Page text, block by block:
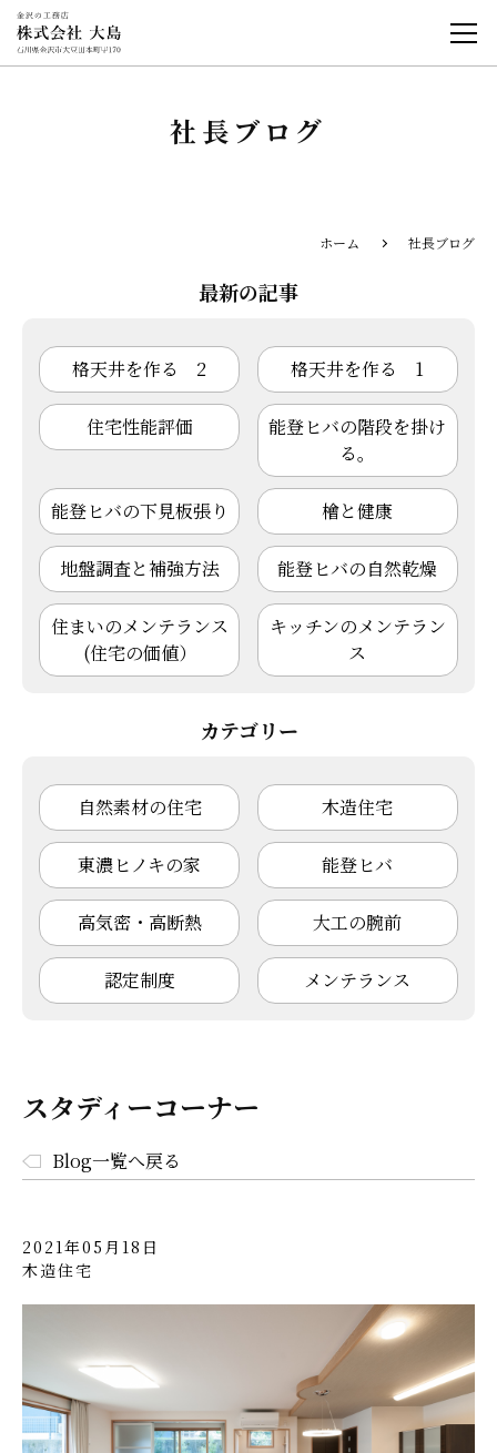
社長ブログ
ホーム 社長ブログ
最新の記事
格天井を作る 2 格天井を作る 1
住宅性能評価
能登ヒバの階段を掛け
る。
能登ヒバの下見板張り 檜と健康
地盤調査と補強方法 能登ヒバの自然乾燥
住まいのメンテランス
(住宅の価値）
キッチンのメンテラン
ス
カテゴリー
自然素材の住宅 木造住宅
東濃ヒノキの家 能登ヒバ
高気密・高断熱 大工の腕前
認定制度 メンテランス
スタディーコーナー
Blog一覧へ戻る
2021年05月18日
木造住宅